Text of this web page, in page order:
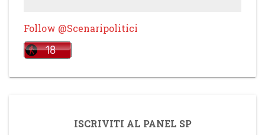
Follow @Scenaripolitici
ISCRIVITI AL PANEL SP